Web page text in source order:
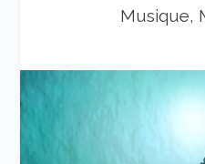
Musique,